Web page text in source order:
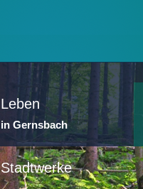
Leben
in Gernsbach
Stadtwerke